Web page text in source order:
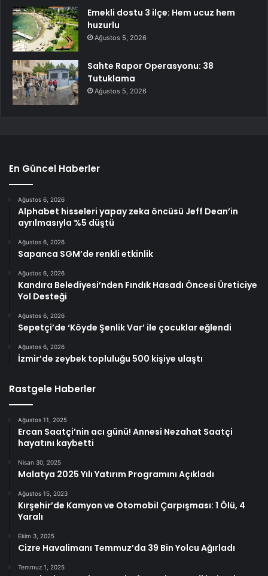
Emekli dostu 3 ilçe: Hem ucuz hem
huzurlu
Ağustos 5, 2026
Sahte Rapor Operasyonu: 38
Tutuklama
Ağustos 5, 2026
En Güncel Haberler
Ağustos 6, 2026
Alphabet hisseleri yapay zeka öncüsü Jeff Dean’in
ayrılmasıyla %5 düştü
Ağustos 6, 2026
Sapanca SGM’de renkli etkinlik
Ağustos 6, 2026
Kandıra Belediyesi’nden Fındık Hasadı Öncesi Üreticiye
Yol Desteği
Ağustos 6, 2026
Sepetçi’de ‘Köyde Şenlik Var’ ile çocuklar eğlendi
Ağustos 6, 2026
İzmir’de zeybek topluluğu 500 kişiye ulaştı
Rastgele Haberler
Ağustos 11, 2025
Ercan Saatçi’nin acı günü! Annesi Nezahat Saatçi
hayatını kaybetti
Nisan 30, 2025
Malatya 2025 Yılı Yatırım Programını Açıkladı
Ağustos 15, 2023
Kırşehir’de Kamyon ve Otomobil Çarpışması: 1 Ölü, 4
Yaralı
Ekim 3, 2025
Cizre Havalimanı Temmuz’da 39 Bin Yolcu Ağırladı
Temmuz 1, 2025